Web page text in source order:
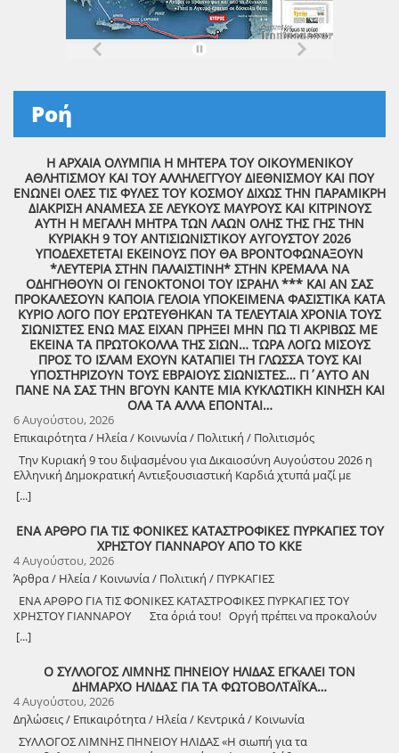
Ροή
Η ΑΡΧΑΙΑ ΟΛΥΜΠΙΑ Η ΜΗΤΕΡΑ ΤΟΥ ΟΙΚΟΥΜΕΝΙΚΟΥ
ΑΘΛΗΤΙΣΜΟΥ ΚΑΙ ΤΟΥ ΑΛΛΗΛΕΓΓΥΟΥ ΔΙΕΘΝΙΣΜΟΥ ΚΑΙ ΠΟΥ
ΕΝΩΝΕΙ ΟΛΕΣ ΤΙΣ ΦΥΛΕΣ ΤΟΥ ΚΟΣΜΟΥ ΔΙΧΩΣ ΤΗΝ ΠΑΡΑΜΙΚΡΗ
ΔΙΑΚΡΙΣΗ ΑΝΑΜΕΣΑ ΣΕ ΛΕΥΚΟΥΣ ΜΑΥΡΟΥΣ ΚΑΙ ΚΙΤΡΙΝΟΥΣ
ΑΥΤΗ Η ΜΕΓΑΛΗ ΜΗΤΡΑ ΤΩΝ ΛΑΩΝ ΟΛΗΣ ΤΗΣ ΓΗΣ ΤΗΝ
ΚΥΡΙΑΚΗ 9 ΤΟΥ ΑΝΤΙΣΙΩΝΙΣΤΙΚΟΥ ΑΥΓΟΥΣΤΟΥ 2026
ΥΠΟΔΕΧΕΤΕΤΑΙ ΕΚΕΙΝΟΥΣ ΠΟΥ ΘΑ ΒΡΟΝΤΟΦΩΝΑΞΟΥΝ
*ΛΕΥΤΕΡΙΑ ΣΤΗΝ ΠΑΛΑΙΣΤΙΝΗ* ΣΤΗΝ ΚΡΕΜΑΛΑ ΝΑ
ΟΔΗΓΗΘΟΥΝ ΟΙ ΓΕΝΟΚΤΟΝΟΙ ΤΟΥ ΙΣΡΑΗΛ *** ΚΑΙ ΑΝ ΣΑΣ
ΠΡΟΚΑΛΕΣΟΥΝ ΚΑΠΟΙΑ ΓΕΛΟΙΑ ΥΠΟΚΕΙΜΕΝΑ ΦΑΣΙΣΤΙΚΑ ΚΑΤΑ
ΚΥΡΙΟ ΛΟΓΟ ΠΟΥ ΕΡΩΤΕΥΘΗΚΑΝ ΤΑ ΤΕΛΕΥΤΑΙΑ ΧΡΟΝΙΑ ΤΟΥΣ
ΣΙΩΝΙΣΤΕΣ ΕΝΩ ΜΑΣ ΕΙΧΑΝ ΠΡΗΞΕΙ ΜΗΝ ΠΩ ΤΙ ΑΚΡΙΒΩΣ ΜΕ
ΕΚΕΙΝΑ ΤΑ ΠΡΩΤΟΚΟΛΛΑ ΤΗΣ ΣΙΩΝ… ΤΩΡΑ ΛΟΓΩ ΜΙΣΟΥΣ
ΠΡΟΣ ΤΟ ΙΣΛΑΜ ΕΧΟΥΝ ΚΑΤΑΠΙΕΙ ΤΗ ΓΛΩΣΣΑ ΤΟΥΣ ΚΑΙ
ΥΠΟΣΤΗΡΙΖΟΥΝ ΤΟΥΣ ΕΒΡΑΙΟΥΣ ΣΙΩΝΙΣΤΕΣ… ΓΙ΄ΑΥΤΟ ΑΝ
ΠΑΝΕ ΝΑ ΣΑΣ ΤΗΝ ΒΓΟΥΝ ΚΑΝΤΕ ΜΙΑ ΚΥΚΛΩΤΙΚΗ ΚΙΝΗΣΗ ΚΑΙ
ΟΛΑ ΤΑ ΑΛΛΑ ΕΠΟΝΤΑΙ…
6 Αυγούστου, 2026
Επικαιρότητα / Ηλεία / Κοινωνία / Πολιτική / Πολιτισμός
Την Κυριακή 9 του διψασμένου για Δικαιοσύνη Αυγούστου 2026 η
Ελληνική Δημοκρατική Αντιεξουσιαστική Καρδιά χτυπά μαζί με
ΟΛΟΥΣ τους Συναγωνιστές για την Παλαιστίνη μέρα Μνήμης και
Αγώνα!
[...]
ΕΝΑ ΑΡΘΡΟ ΓΙΑ ΤΙΣ ΦΟΝΙΚΕΣ ΚΑΤΑΣΤΡΟΦΙΚΕΣ ΠΥΡΚΑΓΙΕΣ ΤΟΥ
ΧΡΗΣΤΟΥ ΓΙΑΝΝΑΡΟΥ ΑΠΟ ΤΟ ΚΚΕ
4 Αυγούστου, 2026
Άρθρα / Ηλεία / Κοινωνία / Πολιτική / ΠΥΡΚΑΓΙΕΣ
ΕΝΑ ΑΡΘΡΟ ΓΙΑ ΤΙΣ ΦΟΝΙΚΕΣ ΚΑΤΑΣΤΡΟΦΙΚΕΣ ΠΥΡΚΑΓΙΕΣ ΤΟΥ
ΧΡΗΣΤΟΥ ΓΙΑΝΝΑΡΟΥ Στα όριά του! Οργή πρέπει να προκαλούν
τα αναμασήματα του πρωθυπουργού και κυβερνητικών στελεχών,
που παίζουν την κασέτα της «κλιματικής αλλαγής» και της ατομικής
Αποκορύφωμα ήταν η δήλωση του υπουργού Πολιτικής Προστασίας,
ότι ο κρατικός μηχανισμός έχει φτάσει «στα όριά του», όταν πριν από
λίγους μήνες, η κυβέρνηση πανηγύριζε ότι η αντιπυρική περίοδος
ξεκινάει με τις καλύτερες δυνατές προϋποθέσεις! Χρειάστηκαν μόνο
λίγες εβδομάδες για να γίνει στάχτη το αφήγημα, με πέντε νεκρούς
[...]
Ο ΣΥΛΛΟΓΟΣ ΛΙΜΝΗΣ ΠΗΝΕΙΟΥ ΗΛΙΔΑΣ ΕΓΚΑΛΕΙ ΤΟΝ
ΔΗΜΑΡΧΟ ΗΛΙΔΑΣ ΓΙΑ ΤΑ ΦΩΤΟΒΟΛΤΑΪΚΑ…
4 Αυγούστου, 2026
Δηλώσεις / Επικαιρότητα / Ηλεία / Κεντρικά / Κοινωνία
ΣΥΛΛΟΓΟΣ ΛΙΜΝΗΣ ΠΗΝΕΙΟΥ ΗΛΙΔΑΣ «Η σιωπή για τα